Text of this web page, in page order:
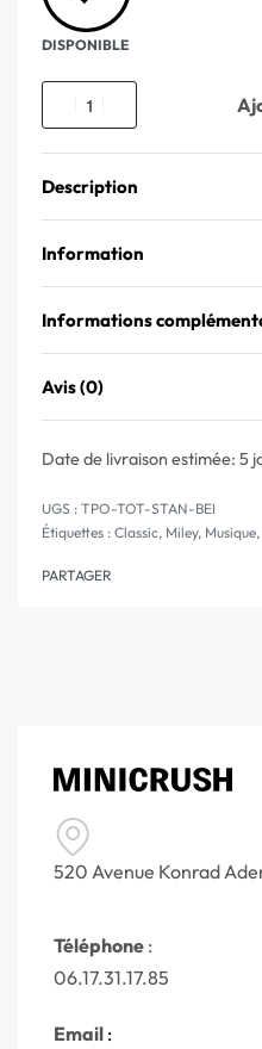
DISPONIBLE
Description
Information
Informations
Avis (0)
Date de livraison estimée: 5
TPO-TOT-STAN-BEI
Étiquettes : Classic, Miley, Musique,
PARTAGER
520 Avenue Konrad
Téléphone :
06.17.31.17.85
Email :